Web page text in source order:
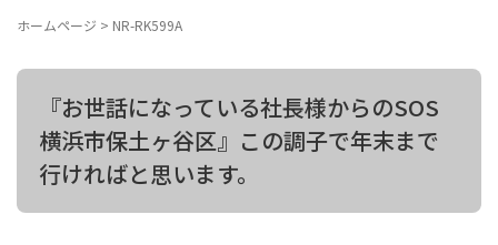
ホームページ > NR-RK599A
『お世話になっている社長様からのSOS
横浜市保土ヶ谷区』この調子で年末まで
行ければと思います。